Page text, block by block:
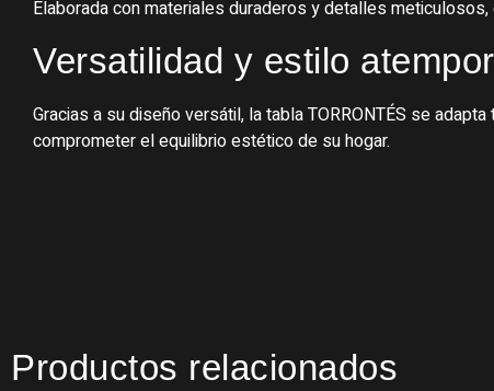
Elaborada con materiales duraderos y detalles
Versatilidad y estilo
Gracias a su diseño versátil, la tabla TORRONTÉS se
comprometer el equilibrio estético de su hogar.
Productos relacionados